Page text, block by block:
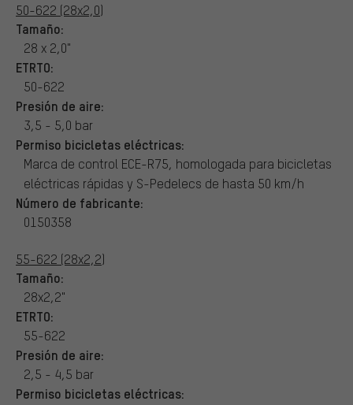
50-622 (28x2,0)
Tamaño:
28 x 2,0"
ETRTO:
50-622
Presión de aire:
3,5 - 5,0 bar
Permiso bicicletas eléctricas:
Marca de control ECE-R75, homologada para bicicletas
eléctricas rápidas y S-Pedelecs de hasta 50 km/h
Número de fabricante:
0150358
55-622 (28x2,2)
Tamaño:
28x2,2"
ETRTO:
55-622
Presión de aire:
2,5 - 4,5 bar
Permiso bicicletas eléctricas: